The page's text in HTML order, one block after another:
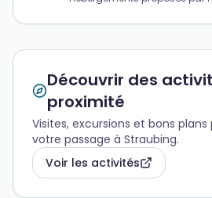
Découvrir des
proximité
Visites, excursions et bons
votre passage à Straubing.
Voir les activités